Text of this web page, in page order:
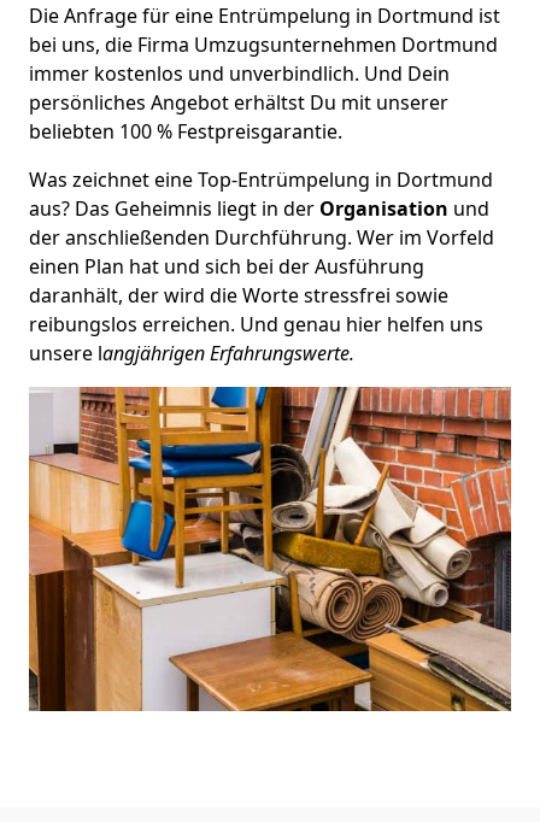
Die Anfrage für eine Entrümpelung in Dortmund ist
bei uns, die Firma Umzugsunternehmen Dortmund
immer kostenlos und unverbindlich. Und Dein
persönliches Angebot erhältst Du mit unserer
beliebten 100 % Festpreisgarantie.
Was zeichnet eine Top-Entrümpelung in Dortmund
aus? Das Geheimnis liegt in der Organisation und
der anschließenden Durchführung. Wer im Vorfeld
einen Plan hat und sich bei der Ausführung
daranhält, der wird die Worte stressfrei sowie
reibungslos erreichen. Und genau hier helfen uns
unsere langjährigen Erfahrungswerte.